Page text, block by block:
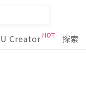
Creator 探索